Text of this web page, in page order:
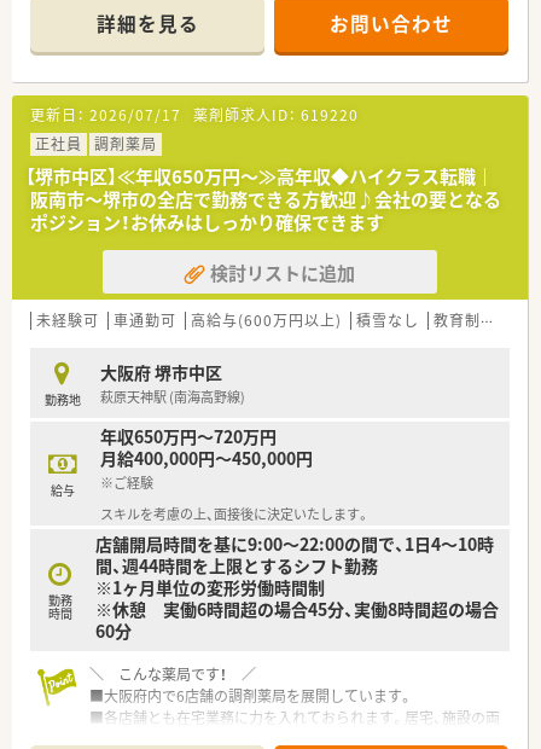
■店舗毎に立地、開局時間が働きやすさを象徴しており、定着率
の高い薬局です。
■全店舗に電子マネーやPaypayを導入されており、現代に合わ
せた店舗づくりに取り組んでいます。
<こんな方々が活躍中>
■従業員の50%が20代～30代と、若い世代の方も活躍している
調剤薬局です。
■入社3年でエリアマネージャーになる方もおられ、33歳で役員
になられている方もおり、希望があれば様々なポジションでご活
躍して頂けます。
■事務ピッキングに非常に注力しておられ、事務さんにしっかり
とサポートしていただけます。
<求める人物像>
皆さんと円滑にコミュニケーションをとっていただける方を求
めておられます。
<ヘルプ体制充実>
■ヘルプ体制が整っており、ラウンダー勤務者が地域に関係なく
応援して下さるので、急なお休みなどにも対応していただけま
す。
<メリハリ勤務が可能>
■管理者の方も有休消化を積極的に行っていますので、有休消化
率80%近くと、有休取得しやすい環境です。
詳細を見る お問い合わせ
更新日： 2026/07/17 薬剤師求人ID： 619220
正社員
調剤薬局
【堺市中区】≪年収650万円～≫高年収◆ハイクラス転職｜
阪南市～堺市の全店で勤務できる方歓迎♪会社の要となる
ポジション！お休みはしっかり確保できます
検討リストに追加
未経験可 車通勤可 高給与(600万円以上) 積雪なし 教育制度あり
勤務地
大阪府 堺市中区
萩原天神駅 (南海高野線)
給与
年収650万円～720万円
月給400,000円～450,000円
※ご経験
スキルを考慮の上、面接後に決定いたします。
勤務
時間
店舗開局時間を基に9:00～22:00の間で、1日4～10時
間、週44時間を上限とするシフト勤務
※1ヶ月単位の変形労働時間制
※休憩 実働6時間超の場合45分、実働8時間超の場合
60分
＼ こんな薬局です！ ／
■大阪府内で6店舗の調剤薬局を展開しています。
■各店舗とも在宅業務に力を入れておられます。居宅、施設の両